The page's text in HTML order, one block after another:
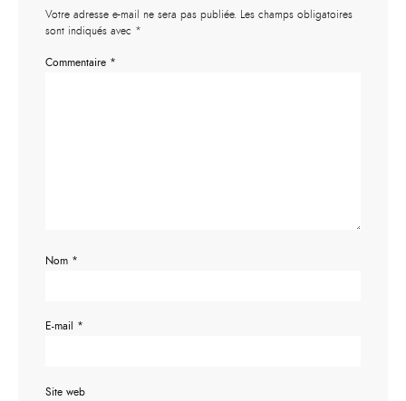
Votre adresse e-mail ne sera pas publiée. Les champs obligatoires
sont indiqués avec *
Commentaire *
Nom *
E-mail *
Site web